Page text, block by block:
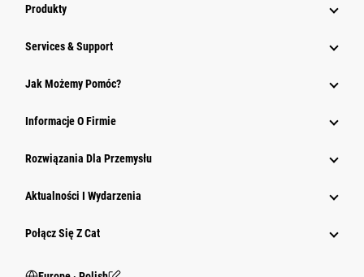
Produkty
Services & Support
Jak Możemy Pomóc?
Informacje O Firmie
Rozwiązania Dla Przemysłu
Aktualności I Wydarzenia
Połącz Się Z Cat